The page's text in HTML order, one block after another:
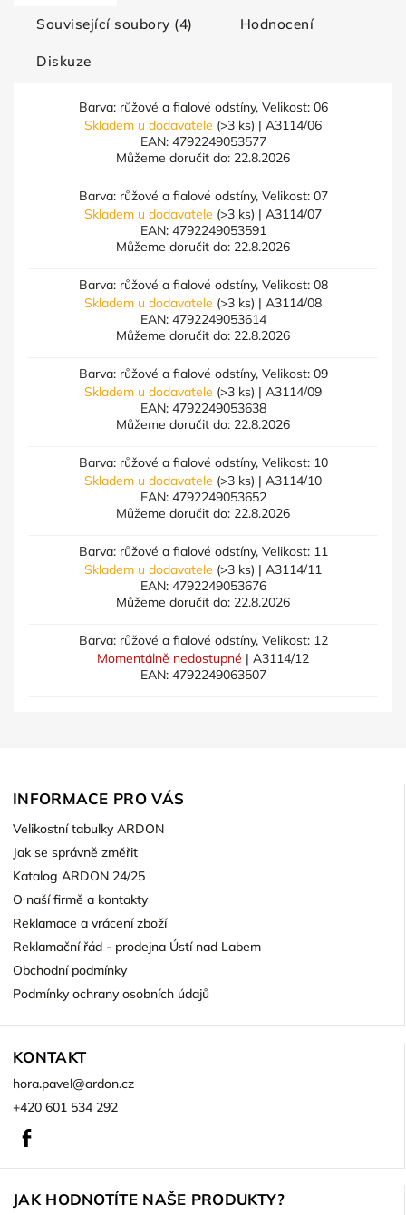
Související soubory (4) Hodnocení
Diskuze
Barva: růžové a fialové odstíny, Velikost: 06
Skladem u dodavatele (>3 ks) | A3114/06
EAN: 4792249053577
Můžeme doručit do: 22.8.2026
Barva: růžové a fialové odstíny, Velikost: 07
Skladem u dodavatele (>3 ks) | A3114/07
EAN: 4792249053591
Můžeme doručit do: 22.8.2026
Barva: růžové a fialové odstíny, Velikost: 08
Skladem u dodavatele (>3 ks) | A3114/08
EAN: 4792249053614
Můžeme doručit do: 22.8.2026
Barva: růžové a fialové odstíny, Velikost: 09
Skladem u dodavatele (>3 ks) | A3114/09
EAN: 4792249053638
Můžeme doručit do: 22.8.2026
Barva: růžové a fialové odstíny, Velikost: 10
Skladem u dodavatele (>3 ks) | A3114/10
EAN: 4792249053652
Můžeme doručit do: 22.8.2026
Barva: růžové a fialové odstíny, Velikost: 11
Skladem u dodavatele (>3 ks) | A3114/11
EAN: 4792249053676
Můžeme doručit do: 22.8.2026
Barva: růžové a fialové odstíny, Velikost: 12
Momentálně nedostupné | A3114/12
EAN: 4792249063507
INFORMACE PRO VÁS
Velikostní tabulky ARDON
Jak se správně změřit
Katalog ARDON 24/25
O naší firmě a kontakty
Reklamace a vrácení zboží
Reklamační řád - prodejna Ústí nad Labem
Obchodní podmínky
Podmínky ochrany osobních údajů
KONTAKT
hora.pavel@ardon.cz
+420 601 534 292
JAK HODNOTÍTE NAŠE PRODUKTY?